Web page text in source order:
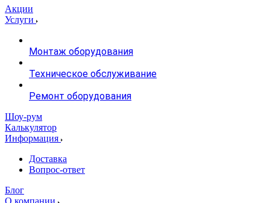
Акции
Услуги
Монтаж оборудования
Техническое обслуживание
Ремонт оборудования
Шоу-рум
Калькулятор
Информация
Доставка
Вопрос-ответ
Блог
О компании